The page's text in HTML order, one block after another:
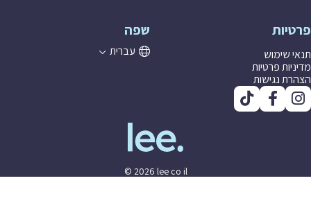
שימוש
פרטיות
נגישות
שפה
עברית
© 2026 lee co il